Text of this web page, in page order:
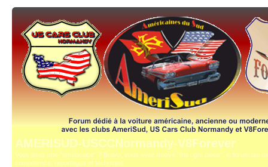
AMERISUD-USCCNormandy-V8Forever
Vous avez une "américaine" ? Bravo, vous avez trouvé "the right place", le forum qui
compétence, reportages et technique.